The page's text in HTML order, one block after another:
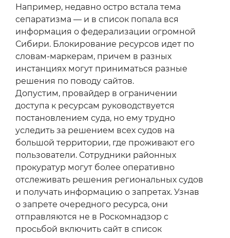
Например, недавно остро встала тема
сепаратизма — и в список попала вся
информация о федерализации огромной
Сибири. Блокирование ресурсов идет по
словам-маркерам, причем в разных
инстанциях могут приниматься разные
решения по поводу сайтов.
Допустим, провайдер в ограничении
доступа к ресурсам руководствуется
постановлением суда, но ему трудно
уследить за решением всех судов на
большой территории, где проживают его
пользователи. Сотрудники районных
прокуратур могут более оперативно
отслеживать решения региональных судов
и получать информацию о запретах. Узнав
о запрете очередного ресурса, они
отправляются не в Роскомнадзор с
просьбой включить сайт в список